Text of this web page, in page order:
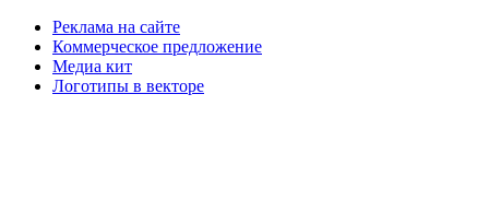
Реклама на сайте
Коммерческое предложение
Медиа кит
Логотипы в векторе